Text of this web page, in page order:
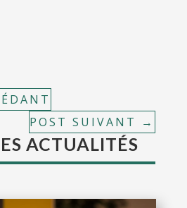
POST SUIVANT
→
ACTUALITÉS